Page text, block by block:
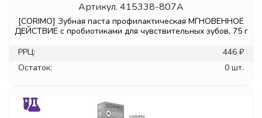
Артикул. 415338-807A
[CORIMO] Зубная паста профилактическая МГНОВЕННОЕ
ДЕЙСТВИЕ с пробиотиками для чувствительных зубов, 75 г
РРЦ:
446 ₽
Остаток:
0 шт.